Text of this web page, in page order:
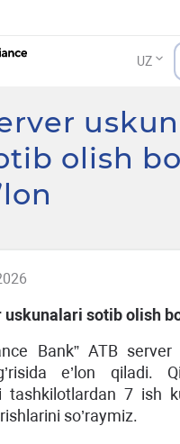
UZ
olish
uskunalari sotib olish
Bank” ATB
e’lon qiladi.
tashkilotlardan 7 ish
so’raymiz.